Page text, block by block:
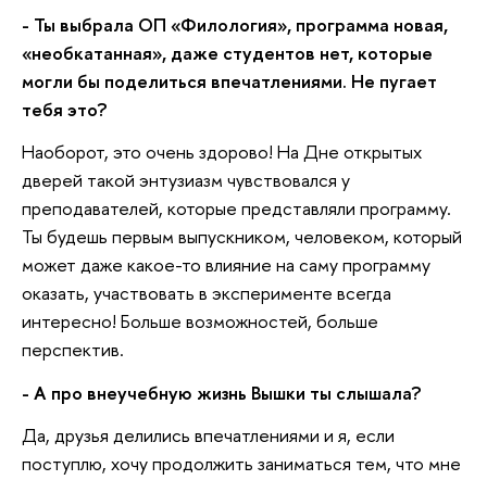
- Ты выбрала ОП «Филология», программа новая,
«необкатанная», даже студентов нет, которые
могли бы поделиться впечатлениями. Не пугает
тебя это?
Наоборот, это очень здорово! На Дне открытых
дверей такой энтузиазм чувствовался у
преподавателей, которые представляли программу.
Ты будешь первым выпускником, человеком, который
может даже какое-то влияние на саму программу
оказать, участвовать в эксперименте всегда
интересно! Больше возможностей, больше
перспектив.
- А про внеучебную жизнь Вышки ты слышала?
Да, друзья делились впечатлениями и я, если
поступлю, хочу продолжить заниматься тем, что мне